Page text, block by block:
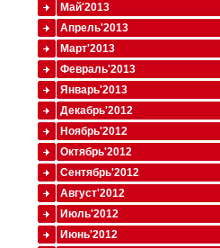
Май'2013
Апрель'2013
Март'2013
Февраль'2013
Январь'2013
Декабрь'2012
Ноябрь'2012
Октябрь'2012
Сентябрь'2012
Август'2012
Июль'2012
Июнь'2012